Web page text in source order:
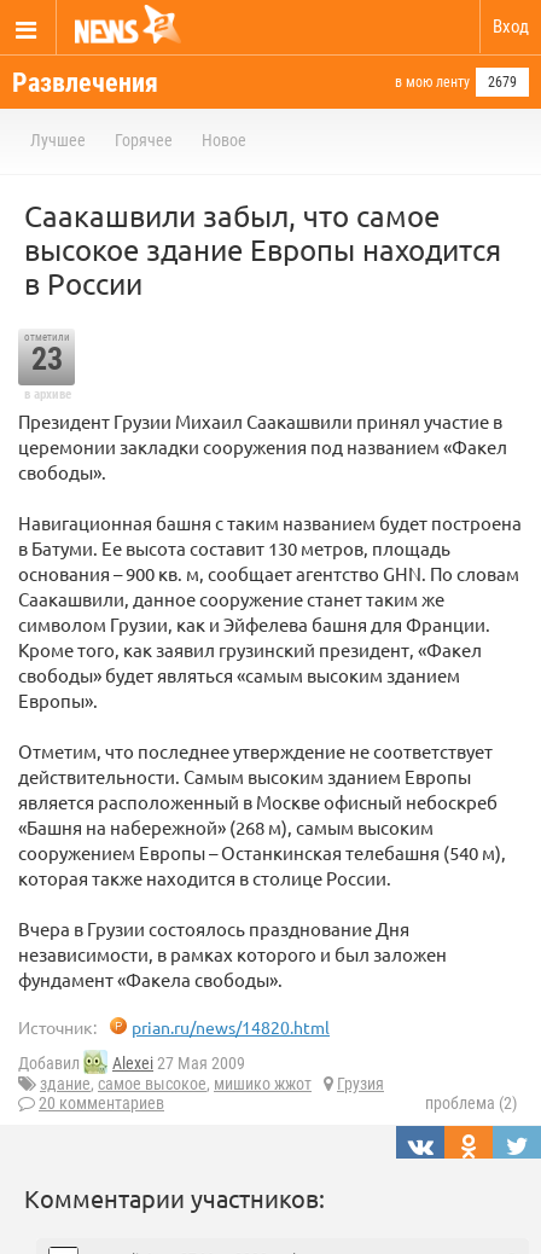
Вход
Развлечения в мою ленту 2679
Лучшее Горячее Новое
Саакашвили забыл, что самое
высокое здание Европы находится
в России
отметили
23
в архиве
Президент Грузии Михаил Саакашвили принял участие в
церемонии закладки сооружения под названием «Факел
свободы».
Навигационная башня с таким названием будет построена
в Батуми. Ее высота составит 130 метров, площадь
основания – 900 кв. м, сообщает агентство GHN. По словам
Саакашвили, данное сооружение станет таким же
символом Грузии, как и Эйфелева башня для Франции.
Кроме того, как заявил грузинский президент, «Факел
свободы» будет являться «самым высоким зданием
Европы».
Отметим, что последнее утверждение не соответствует
действительности. Самым высоким зданием Европы
является расположенный в Москве офисный небоскреб
«Башня на набережной» (268 м), самым высоким
сооружением Европы – Останкинская телебашня (540 м),
которая также находится в столице России.
Вчера в Грузии состоялось празднование Дня
независимости, в рамках которого и был заложен
фундамент «Факела свободы».
Источник: prian.ru/news/14820.html
Добавил Alexei27 Мая 2009
здание, самое высокое, мишико жжот
Грузия
20 комментариев
проблема (2)
Комментарии участников: